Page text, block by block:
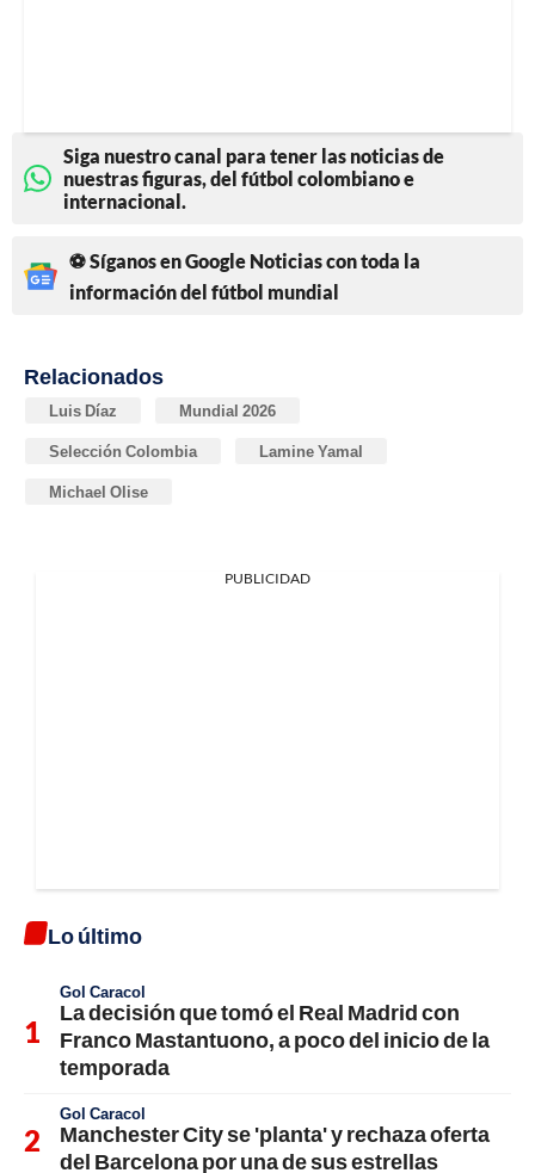
Siga nuestro canal para tener las noticias de
nuestras figuras, del fútbol colombiano e
internacional.
⚽ Síganos en Google Noticias con toda la
información del fútbol mundial
Relacionados
Luis Díaz Mundial 2026
Selección Colombia Lamine Yamal
Michael Olise
PUBLICIDAD
Lo último
Gol Caracol
La decisión que tomó el Real Madrid con
Franco Mastantuono, a poco del inicio de la
temporada
Gol Caracol
Manchester City se 'planta' y rechaza oferta
del Barcelona por una de sus estrellas